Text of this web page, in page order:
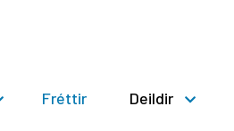
Fréttir Deildir